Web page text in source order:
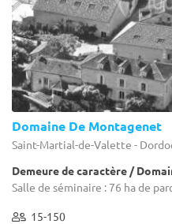
Domaine De Montagenet
Saint-Martial-de-Valette -
Demeure de caractère /
Salle de séminaire : 76 ha de
15-150